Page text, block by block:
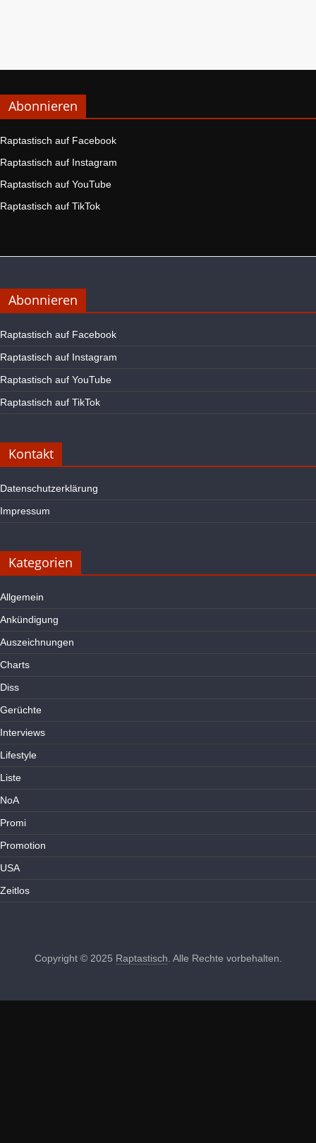
Abonnieren
Raptastisch auf Facebook
Raptastisch auf Instagram
Raptastisch auf YouTube
Raptastisch auf TikTok
Abonnieren
Raptastisch auf Facebook
Raptastisch auf Instagram
Raptastisch auf YouTube
Raptastisch auf TikTok
Kontakt
Datenschutzerklärung
Impressum
Kategorien
Allgemein
Ankündigung
Auszeichnungen
Charts
Diss
Gerüchte
Interviews
Lifestyle
Liste
NoA
Promi
Promotion
USA
Zeitlos
Copyright © 2025 Raptastisch . Alle Rechte vorbehalten.